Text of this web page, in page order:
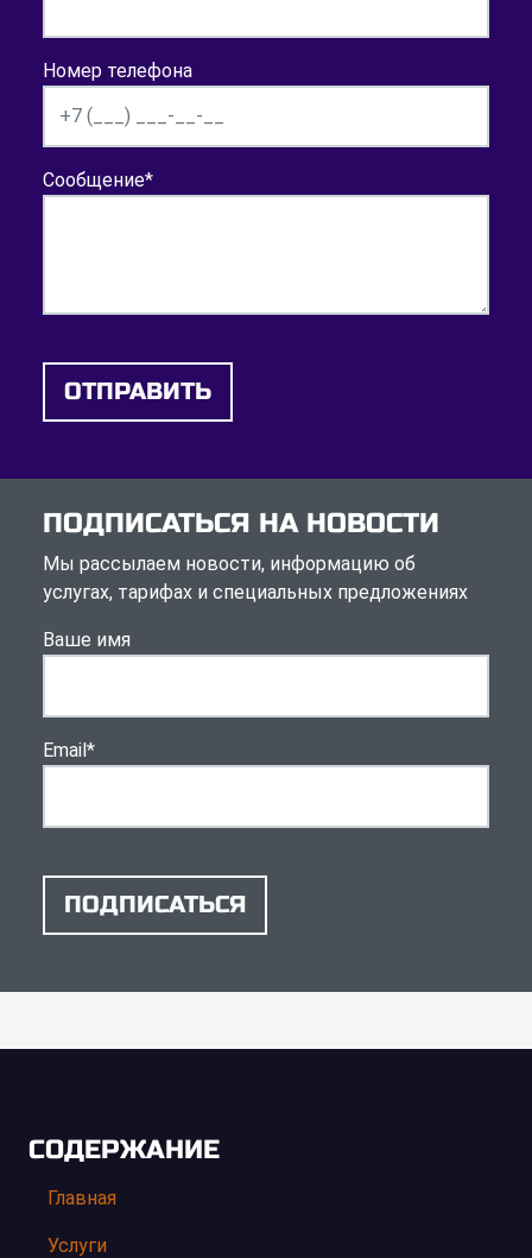
Номер телефона
Сообщение*
ОТПРАВИТЬ
ПОДПИСАТЬСЯ НА НОВОСТИ
Мы рассылаем новости, информацию об
услугах, тарифах и специальных предложениях
Ваше имя
Email*
ПОДПИСАТЬСЯ
СОДЕРЖАНИЕ
Главная
Услуги